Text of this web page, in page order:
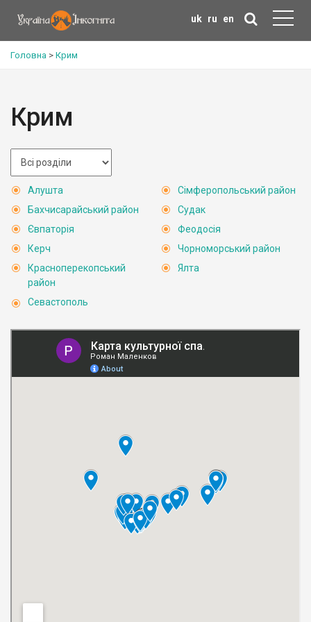
uk ru en
Головна > Крим
Крим
Алушта
Бахчисарайський район
Євпаторія
Керч
Красноперекопський
район
Севастополь
Сімферопольський район
Судак
Феодосія
Чорноморський район
Ялта